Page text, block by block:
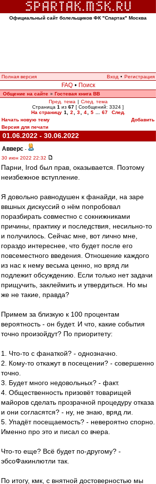
Официальный сайт болельщиков ФК "Спартак" Москва
Полная версия Вход • Регистрация
FAQ • Поиск
Общение на сайте » Гостевая книга ВВ
Пред. тема | След. тема
Страница 1 из 67 [ Сообщений: 3324 ]
На страницу 1 2 3 4 5 67
След.
Начать новую тему
Добавить
Версия для печати
01.06.2022 - 30.06.2022
Авверс -
30 июн 2022 22:32
Парни, Irod был прав, оказывается. Поэтому
неизбежное вступление.
Я довольно равнодушен к фанайди, на заре
ввшных дискуссий о нём попробовал
поразбирать совместно с сокнижниками
причины, практику и последствия, несильно-то
и получилось. Сейчас мне, вот лично мне,
гораздо интереснее, что будет после его
повсеместного введения. Отношение каждого
из нас к нему весьма ценно, но вряд ли
подлежит обсуждению. Если только нет задачи
прищучить, заклеймить и утвердиться. Но мы
же не такие, правда?
Примем за близкую к 100 процентам
вероятность - он будет. И что, какие события
точно произойдут? По приоритету:
1. Что-то с фанаткой? - однозначно.
2. Кому-то откажут в посещении? - совершенно
точно.
3. Будет много недовольных? - факт.
4. Общественность призовёт товарищей
майоров сделать прозрачной процедуру отказа
и они согласятся? - ну, не знаю, вряд ли.
5. Упадёт посещаемость? - невероятно спорно.
Именно про это и писал со вчера.
Что-то еще? Всё будет по-другому? -
эбсоФакинлютли так.
По итогу, кмк, с внятной достоверностью мы